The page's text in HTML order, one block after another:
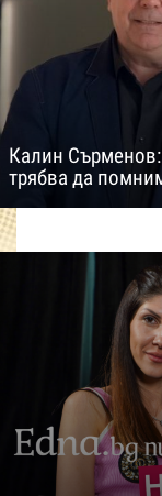
Калин
трябва да